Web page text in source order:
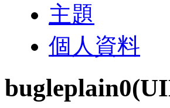
主題
個人資料
bugleplain0